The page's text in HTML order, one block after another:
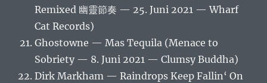
Remixed 幽靈節奏 — 25. Juni 2021 — Wharf
Cat Records)
Ghostowne — Mas Tequila (Menace to
Sobriety — 8. Juni 2021 — Clumsy Buddha)
Dirk Markham — Raindrops Keep Fallin‘ On